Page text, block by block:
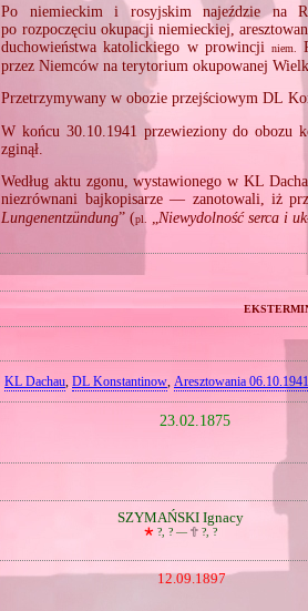
Po niemieckim i rosyjskim najeździe na
po rozpoczęciu okupacji niemieckiej,
duchowieństwa katolickiego w prowincji niem.
przez Niemców na terytorium okupowanej
Przetrzymywany w obozie przejściowym DL
W końcu 30.10.1941 przewieziony do obozu
zginął.
Według aktu zgonu, wystawionego w KL
niezrównani bajkopisarze — zanotowali, iż
Lungenentzündung” (pl. Niewydolność serca i
KL Dachau, DL Konstantinow, Aresztowania
23.02.1875
SZYMAŃSKI Ignacy
🞲 ?, ? — 🕆?, ?
12.09.1897